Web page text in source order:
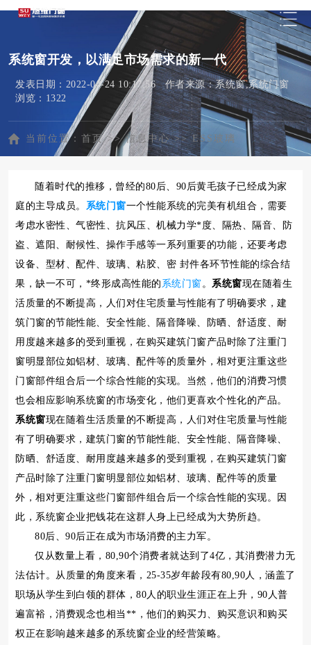
系统窗开发，以满足市场需求的新一代
发表日期：2022-04-24 10:17:56 作者来源：系统窗,系统门窗
浏览：1322
当前位置： 首页>>信息中心>>ESS玻璃
随着时代的推移，曾经的80后、90后黄毛孩子已经成为家
庭的主导成员。 系统门窗一个性能系统的完美有机组合，需要
考虑水密性、气密性、抗风压、机械力学*度、隔热、隔音、防
盗、遮阳、耐候性、操作手感等一系列重要的功能，还要考虑
设备、型材、配件、玻璃、粘胶、密 封件各环节性能的综合结
果，缺一不可，*终形成高性能的 系统门窗。 系统窗现在随着生
活质量的不断提高，人们对住宅质量与性能有了明确要求，建
筑门窗的节能性能、安全性能、隔音降噪、防晒、舒适度、耐
用度越来越多的受到重视，在购买建筑门窗产品时除了注重门
窗明显部位如铝材、玻璃、配件等的质量外，相对更注重这些
门窗部件组合后一个综合性能的实现。当然，他们的消费习惯
也会相应影响系统窗的市场变化，他们更喜欢个性化的产品。
系统窗现在随着生活质量的不断提高，人们对住宅质量与性能
有了明确要求，建筑门窗的节能性能、安全性能、隔音降噪、
防晒、舒适度、耐用度越来越多的受到重视，在购买建筑门窗
产品时除了注重门窗明显部位如铝材、玻璃、配件等的质量
外，相对更注重这些门窗部件组合后一个综合性能的实现。因
此，系统窗企业把钱花在这群人身上已经成为大势所趋。
80后、90后正在成为市场消费的主力军。
仅从数量上看，80,90个消费者就达到了4亿，其消费潜力无
法估计。从质量的角度来看，25-35岁年龄段有80,90人，涵盖了
职场从学生到白领的群体，80人的职业生涯正在上升，90人普
遍富裕，消费观念也相当**，他们的购买力、购买意识和购买
权正在影响越来越多的系统窗企业的经营策略。